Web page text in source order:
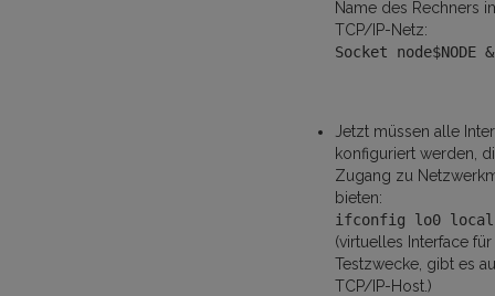
Name des Rechners
TCP/IP-Netz:
Socket node$NODE &
Jetzt müssen alle
konfiguriert werden,
Zugang zu
bieten:
ifconfig lo0
(virtuelles Interface für
Testzwecke, gibt es
TCP/IP-Host.)